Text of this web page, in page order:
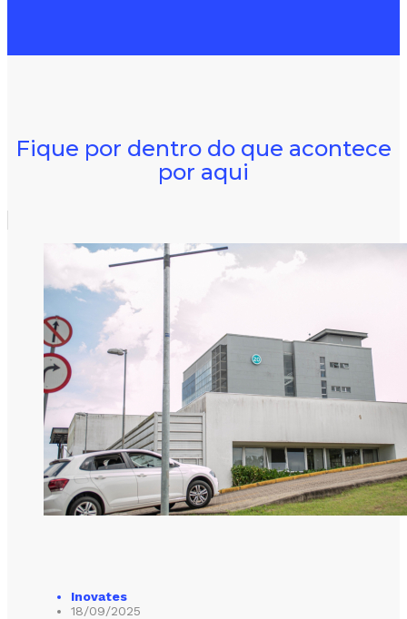
Fique por dentro do que acontece
por aqui
Inovates
18/09/2025